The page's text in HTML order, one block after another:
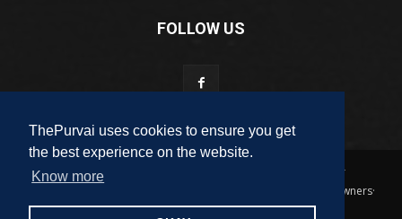
ThePurvai uses cookies to ensure you get
the best experience on the website.
Know more
FOLLOW US
Copyright 2018-2023 THE PURVAI | All Rights Reserved · And Our
Sitemap · All Logos & Trademark Belongs To Their Respective Owners·
Designed & Developed byALL DIGI SEO